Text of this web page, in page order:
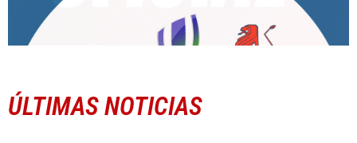
ÚLTIMAS NOTICIAS